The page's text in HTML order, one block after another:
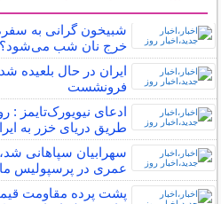
شبیخون گرانی به
خرج نان شب می‌شود؟
فرونشست
ادعای نیویورک‌تایمز :
طریق دریای خزر به
سهرابیان سپاهانی
عمری در پرسپولیس
پشت پرده مقاومت